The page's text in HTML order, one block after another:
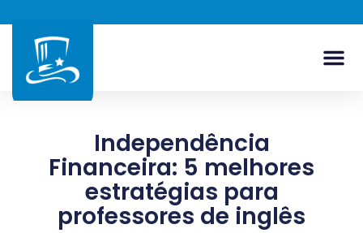
Independência
Financeira: 5 melhores
estratégias para
professores de inglês